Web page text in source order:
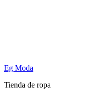
Eg Moda
Tienda de ropa